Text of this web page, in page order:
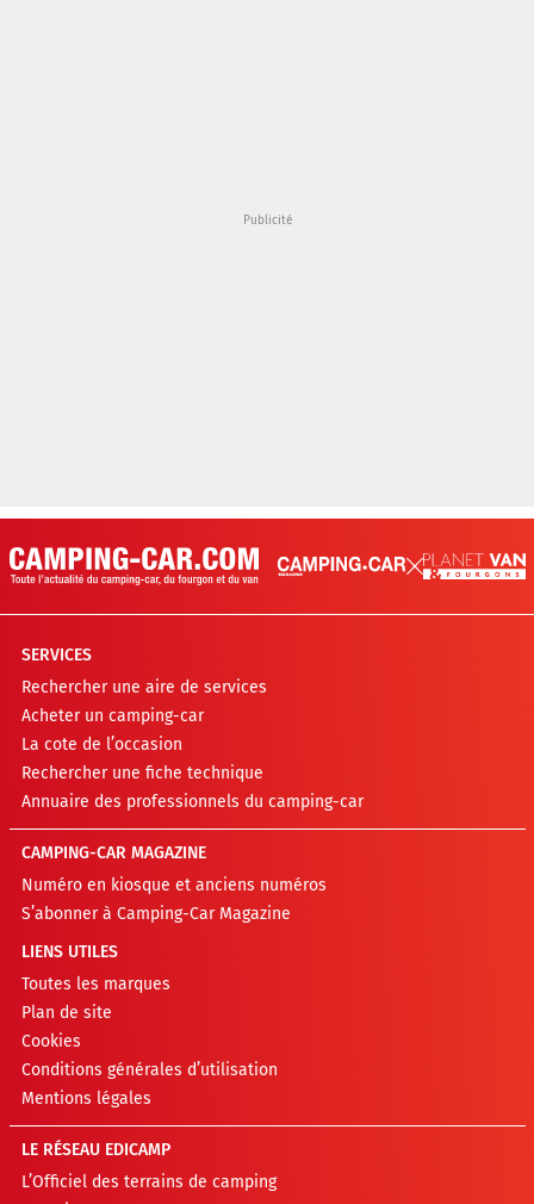
SERVICES
Rechercher une aire de services
Acheter un camping-car
La cote de l’occasion
Rechercher une fiche technique
Annuaire des professionnels du camping-car
CAMPING-CAR MAGAZINE
Numéro en kiosque et anciens numéros
S’abonner à Camping-Car Magazine
LIENS UTILES
Toutes les marques
Plan de site
Cookies
Conditions générales d’utilisation
Mentions légales
LE RÉSEAU EDICAMP
L’Officiel des terrains de camping